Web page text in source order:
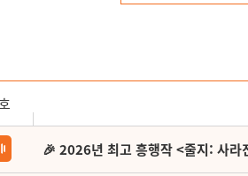
🎉 2026년 최고 흥행작 <줄지: 사